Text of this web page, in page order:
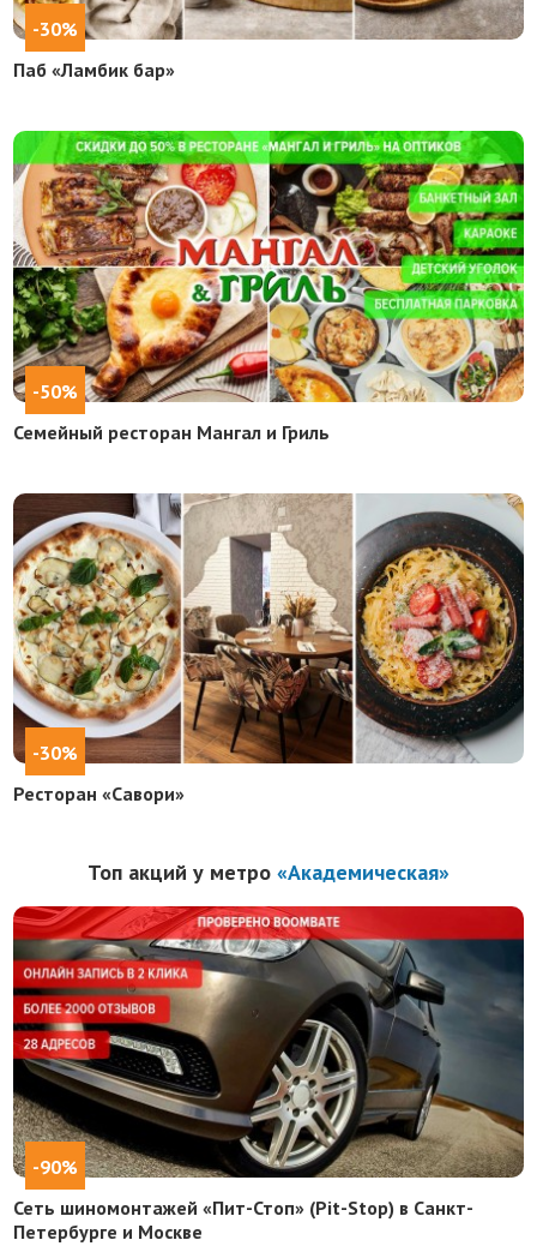
-30%
Паб «Ламбик бар»
-50%
Семейный ресторан Мангал и Гриль
-30%
Ресторан «Савори»
Топ акций у метро «Академическая»
-90%
Сеть шиномонтажей «Пит-Стоп» (Pit-Stop) в Санкт-
Петербурге и Москве